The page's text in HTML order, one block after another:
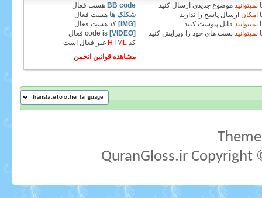
نمیتوانید موضوع جدیدی ارسال کنید
امکان ارسال پاسخ را ندارید
نمیتوانید فایل پیوست کنید.
نمیتوانید پست های خود را ویرایش کنید
BB code هست فعال
شکلک ها هست فعال
[IMG]
کد هست فعال
[VIDEO]
code is
فعال
کد
HTML غیر فعال است
مشاهده قوانین انجمن
QuranGloss.ir Copyright